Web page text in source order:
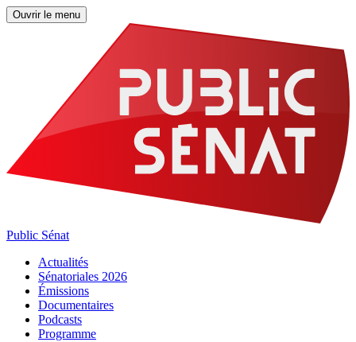
Ouvrir le menu
Public Sénat
Actualités
Sénatoriales 2026
Émissions
Documentaires
Podcasts
Programme